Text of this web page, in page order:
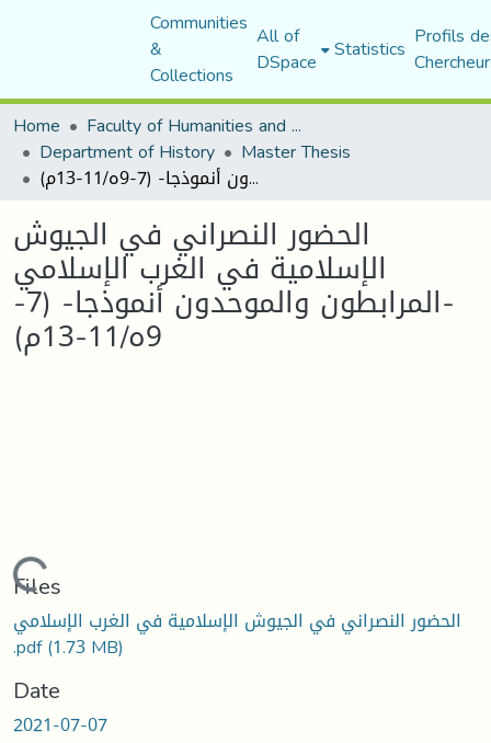
Communities
&
Collections
All of
DSpace Statistics Profils
Home
Faculty of Humanities and Social Sciences
Department of History Master Thesis
الحضور النصراني في الجيوش الإسلامية في الغرب الإسلامي -المرابطون والموحدون أنموذجا- (7-9ه/11-13م)
الحضور النصراني في الجيوش
الإسلامية في الغرب الإسلامي
-المرابطون والموحدون أنموذجا- (7-
9ه/11-13م)
Loading...
Files
الحضور النصراني في الجيوش الإسلامية في الغرب الإسلامي
.pdf(1.73 MB)
Date
2021-07-07